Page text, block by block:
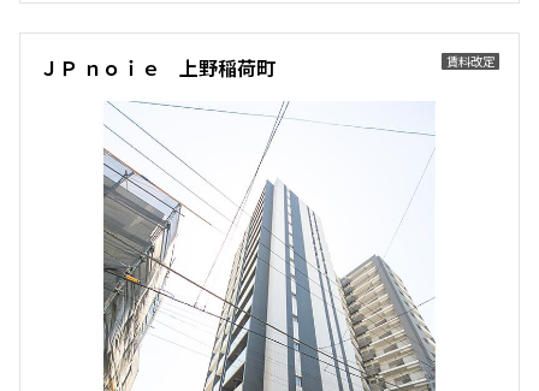
賃料改定
ＪＰ ｎｏｉｅ 上野稲荷町